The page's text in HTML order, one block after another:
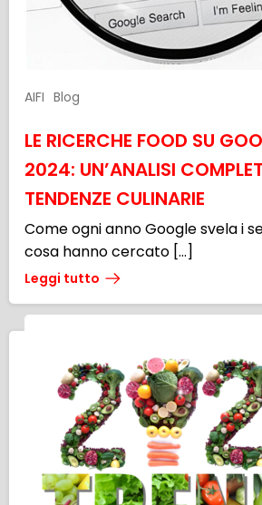
AIFI Blog
LE RICERCHE FOOD SU
2024: UN’ANALISI
TENDENZE CULINARIE
Come ogni anno Google svela i
cosa hanno cercato […]
Leggi tutto